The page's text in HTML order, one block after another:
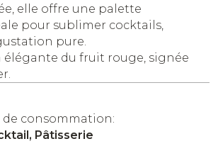
elle offre une palette
pour sublimer cocktails,
pure.
élégante du fruit rouge, signée
consommation:
Pâtisserie